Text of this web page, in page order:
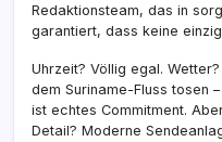
Redaktionsteam, das in
garantiert, dass keine
Uhrzeit? Völlig egal.
dem Suriname-Fluss tosen
ist echtes Commitment.
Detail? Moderne